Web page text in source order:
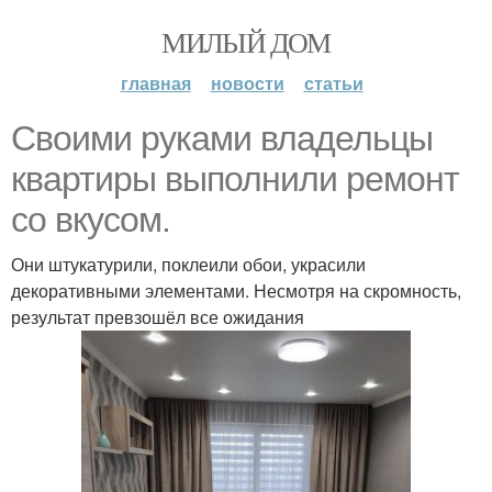
МИЛЫЙ ДОМ
главная новости статьи
Своими руками владельцы
квартиры выполнили ремонт
со вкусом.
Они штукатурили, поклеили обои, украсили
декоративными элементами. Несмотря на скромность,
результат превзошёл все ожидания